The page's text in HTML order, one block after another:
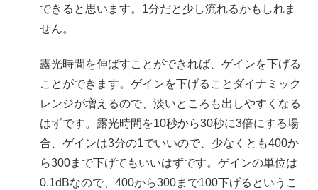
できると思います。1分だと少し流れるかもしれま
せん。
露光時間を伸ばすことができれば、ゲインを下げる
ことができます。ゲインを下げることダイナミック
レンジが増えるので、淡いところも出しやすくなる
はずです。露光時間を10秒から30秒に3倍にする場
合、ゲインは3分の1でいいので、少なくとも400か
ら300まで下げてもいいはずです。ゲインの単位は
0.1dBなので、400から300まで100下げるというこ